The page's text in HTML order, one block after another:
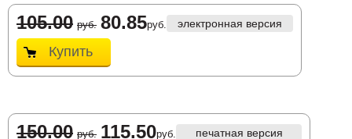
105.00 руб. 80.85руб. электронная версия
Купить
150.00 руб. 115.50руб. печатная версия